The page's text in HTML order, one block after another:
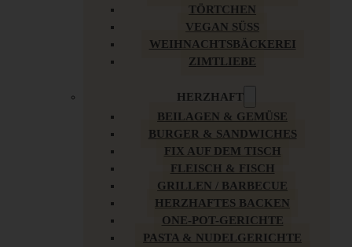
TÖRTCHEN
VEGAN SÜSS
WEIHNACHTSBÄCKEREI
ZIMTLIEBE
HERZHAFT
BEILAGEN & GEMÜSE
BURGER & SANDWICHES
FIX AUF DEM TISCH
FLEISCH & FISCH
GRILLEN / BARBECUE
HERZHAFTES BACKEN
ONE-POT-GERICHTE
PASTA & NUDELGERICHTE